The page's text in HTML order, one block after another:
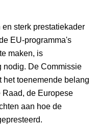
sterk prestatiekader
EU-programma's
maken, is
nodig. De Commissie
het toenemende belang
Raad, de Europese
aan hoe de